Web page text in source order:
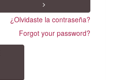
¿Olvidaste la contraseña?
Forgot your password?